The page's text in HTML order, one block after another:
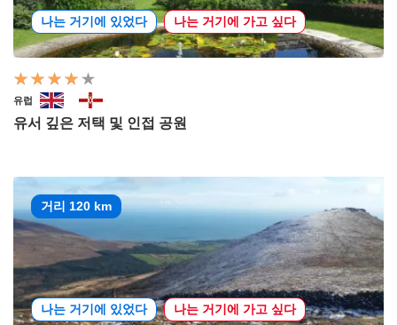
나는 거기에 있었다 나는 거기에 가고 싶다
유럽
유서 깊은 저택 및 인접 공원
거리 120 km
나는 거기에 있었다 나는 거기에 가고 싶다